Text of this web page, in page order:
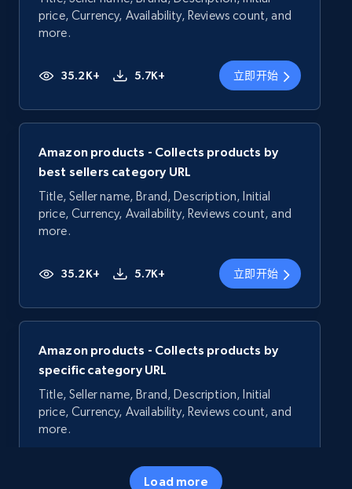
price, Currency, Availability, Reviews count, and
more.
35.2K+ 5.7K+ 立即开始
Amazon products - Collects products by
best sellers category URL
Title, Seller name, Brand, Description, Initial
price, Currency, Availability, Reviews count, and
more.
35.2K+ 5.7K+ 立即开始
Amazon products - Collects products by
specific category URL
Title, Seller name, Brand, Description, Initial
price, Currency, Availability, Reviews count, and
more.
5.7K+
Load more